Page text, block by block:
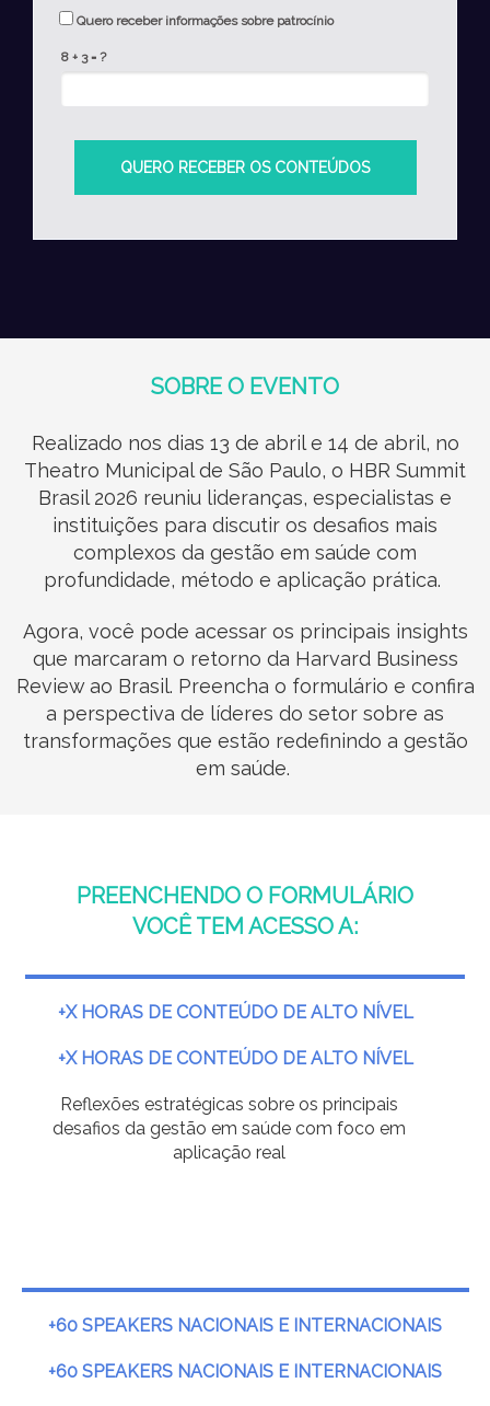
Quero receber informações sobre patrocínio
8 + 3 = ?
QUERO RECEBER OS CONTEÚDOS
SOBRE O EVENTO
Realizado nos dias 13 de abril e 14 de abril, no
Theatro Municipal de São Paulo, o HBR Summit
Brasil 2026 reuniu lideranças, especialistas e
instituições para discutir os desafios mais
complexos da gestão em saúde com
profundidade, método e aplicação prática.
Agora, você pode acessar os principais insights
que marcaram o retorno da Harvard Business
Review ao Brasil. Preencha o formulário e confira
a perspectiva de líderes do setor sobre as
transformações que estão redefinindo a gestão
em saúde.
PREENCHENDO O FORMULÁRIO
VOCÊ TEM ACESSO A:
+X HORAS DE CONTEÚDO DE ALTO NÍVEL
+X HORAS DE CONTEÚDO DE ALTO NÍVEL
Reflexões estratégicas sobre os principais
desafios da gestão em saúde com foco em
aplicação real
+60 SPEAKERS NACIONAIS E INTERNACIONAIS
+60 SPEAKERS NACIONAIS E INTERNACIONAIS